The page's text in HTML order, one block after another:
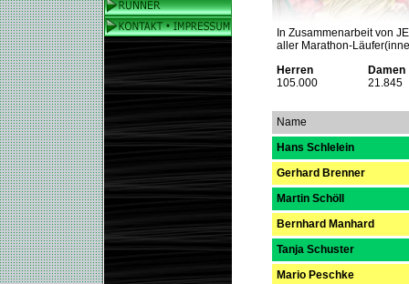
In Zusammenarbeit von
aller Marathon-
Herren
105.000
Damen
21.845
Name
Hans Schlelein
Gerhard Brenner
Martin Schöll
Bernhard Manhard
Tanja Schuster
Mario Peschke